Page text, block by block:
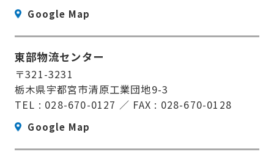
Google Map
東部物流センター
〒321-3231
栃木県宇都宮市清原工業団地9-3
TEL : 028-670-0127 ／ FAX : 028-670-0128
Google Map